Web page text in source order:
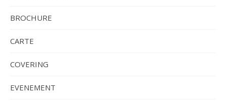
BROCHURE
CARTE
COVERING
EVENEMENT